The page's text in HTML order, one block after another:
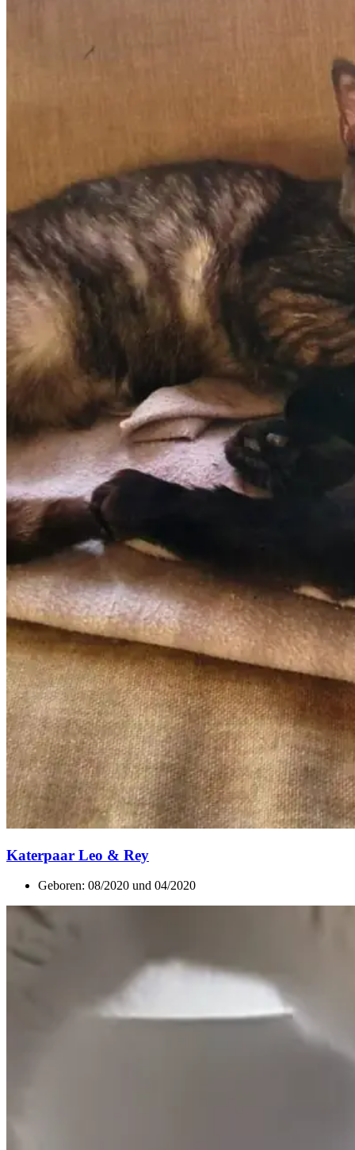
Katerpaar Leo & Rey
Geboren: 08/2020 und 04/2020